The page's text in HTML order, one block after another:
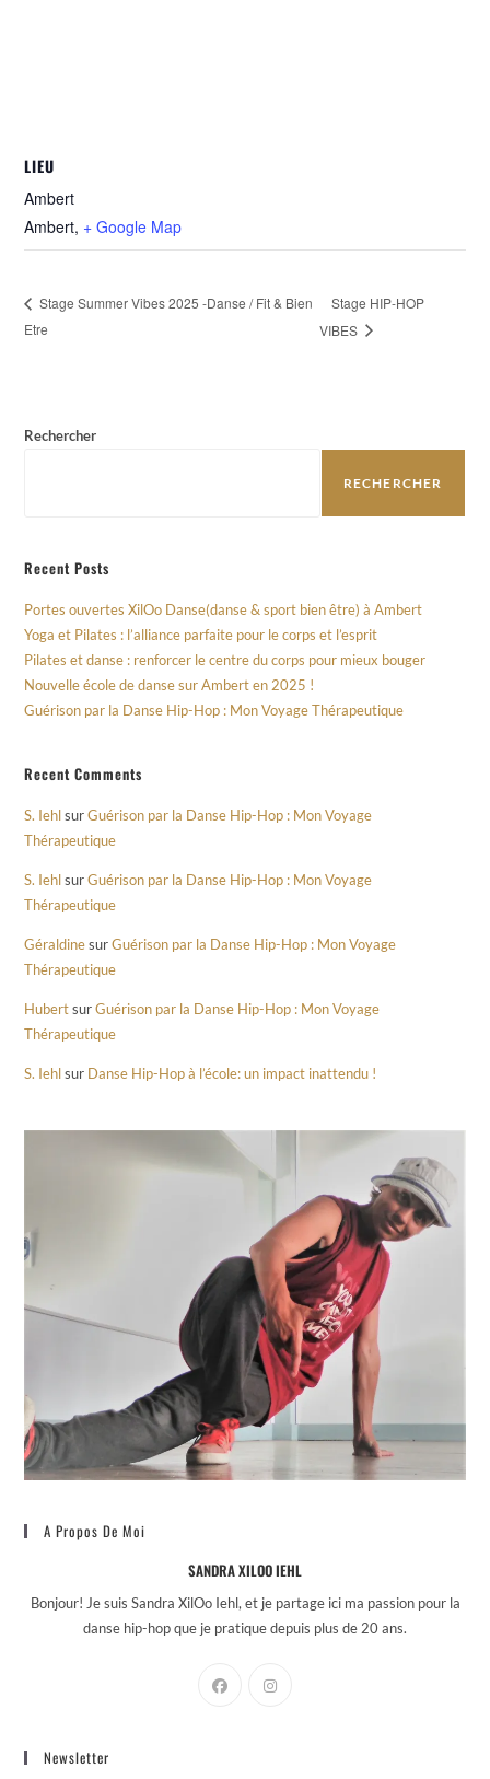
LIEU
Ambert
Ambert, + Google Map
Stage Summer Vibes 2025 -Danse / Fit & Bien
Etre
Stage HIP-HOP
VIBES
Rechercher
RECHERCHER
Recent Posts
Portes ouvertes XilOo Danse(danse & sport bien être) à Ambert
Yoga et Pilates : l’alliance parfaite pour le corps et l’esprit
Pilates et danse : renforcer le centre du corps pour mieux bouger
Nouvelle école de danse sur Ambert en 2025 !
Guérison par la Danse Hip-Hop : Mon Voyage Thérapeutique
Recent Comments
S. IehlsurGuérison par la Danse Hip-Hop : Mon Voyage
Thérapeutique
S. IehlsurGuérison par la Danse Hip-Hop : Mon Voyage
Thérapeutique
GéraldinesurGuérison par la Danse Hip-Hop : Mon Voyage
Thérapeutique
HubertsurGuérison par la Danse Hip-Hop : Mon Voyage
Thérapeutique
S. Iehlsur Danse Hip-Hop à l’école: un impact inattendu !
A Propos De Moi
SANDRA XILOO IEHL
Bonjour! Je suis Sandra XilOo Iehl, et je partage ici ma passion pour la
danse hip-hop que je pratique depuis plus de 20 ans.
Newsletter